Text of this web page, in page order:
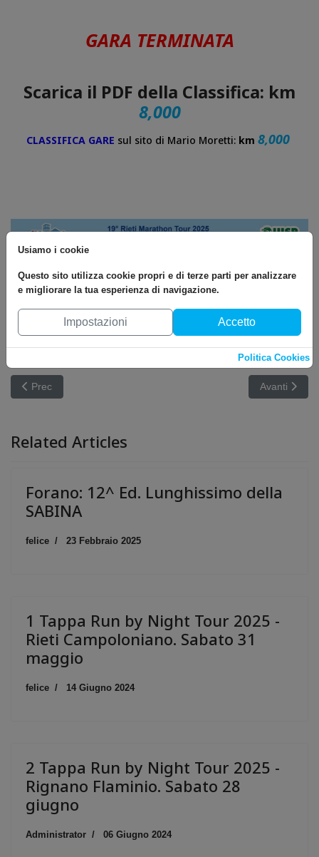
GARA TERMINATA
Scarica il PDF della Classifica: km
8,000
CLASSIFICA GARE sul sito di Mario Moretti: km 8,000
---------------------------------------------- Regolamento Gara - Contigliano - 20
settembre 2025 regolamento-gara-contigliano-20-settembre-2025 95
Articolo precedente: Rieti: 1^ Ed. Diecimila in Campagna
Prec Articolo
Avanti
Related Articles
Forano: 12^ Ed. Lunghissimo della
SABINA
felice 23 Febbraio 2025
1 Tappa Run by Night Tour 2025 -
Rieti Campoloniano. Sabato 31
maggio
felice 14 Giugno 2024
2 Tappa Run by Night Tour 2025 -
Rignano Flaminio. Sabato 28
giugno
Administrator 06 Giugno 2024
Usiamo i cookie
Questo sito utilizza cookie propri e di terze parti per analizzare
e migliorare la tua esperienza di navigazione.
Impostazioni Accetto
Politica Cookies